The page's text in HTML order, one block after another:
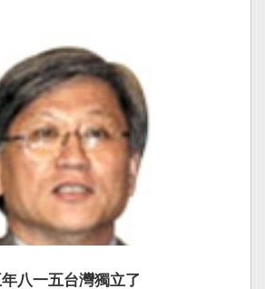
八一五台灣獨立了